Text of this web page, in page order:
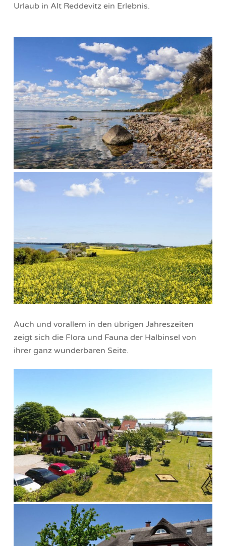
Urlaub in Alt Reddevitz ein Erlebnis.
Auch und vorallem in den übrigen Jahreszeiten
zeigt sich die Flora und Fauna der Halbinsel von
ihrer ganz wunderbaren Seite.